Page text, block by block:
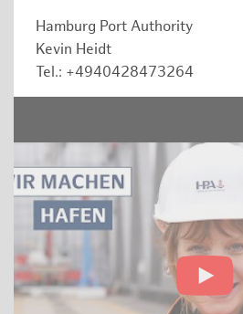
Hamburg Port Authority
Kevin Heidt
Tel.: +4940428473264